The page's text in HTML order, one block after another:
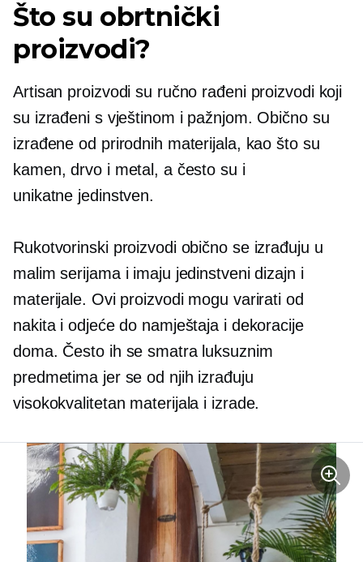
Što su obrtnički
proizvodi?
Artisan proizvodi su ručno rađeni proizvodi koji
su izrađeni s vještinom i pažnjom. Obično su
izrađene od prirodnih materijala, kao što su
kamen, drvo i metal, a često su i
unikatne jedinstven.
Rukotvorinski proizvodi obično se izrađuju u
malim serijama i imaju jedinstveni dizajn i
materijale. Ovi proizvodi mogu varirati od
nakita i odjeće do namještaja i dekoracije
doma. Često ih se smatra luksuznim
predmetima jer se od njih izrađuju
visokokvalitetan materijala i izrade.